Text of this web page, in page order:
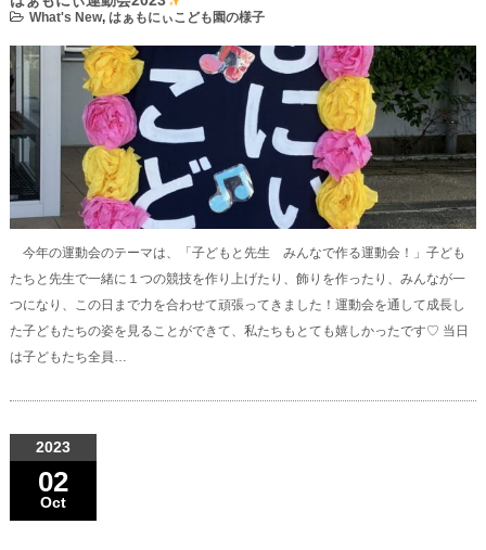
What's New, はぁもにぃこども園の様子
今年の運動会のテーマは、「子どもと先生 みんなで作る運動会！」子ども
たちと先生で一緒に１つの競技を作り上げたり、飾りを作ったり、みんなが一
つになり、この日まで力を合わせて頑張ってきました！運動会を通して成長し
た子どもたちの姿を見ることができて、私たちもとても嬉しかったです♡ 当日
は子どもたち全員…
2023
02
Oct